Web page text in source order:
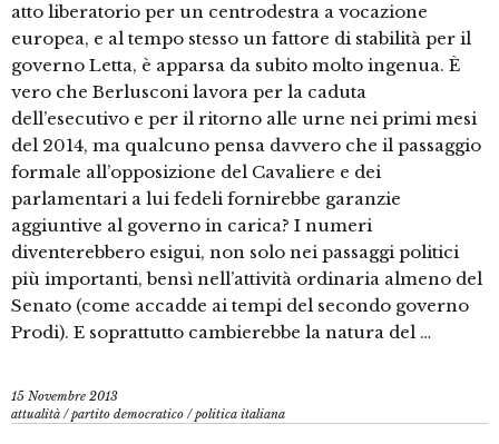
atto liberatorio per un centrodestra a vocazione
europea, e al tempo stesso un fattore di stabilità per il
governo Letta, è apparsa da subito molto ingenua. È
vero che Berlusconi lavora per la caduta
dell’esecutivo e per il ritorno alle urne nei primi mesi
del 2014, ma qualcuno pensa davvero che il passaggio
formale all’opposizione del Cavaliere e dei
parlamentari a lui fedeli fornirebbe garanzie
aggiuntive al governo in carica? I numeri
diventerebbero esigui, non solo nei passaggi politici
più importanti, bensì nell’attività ordinaria almeno del
Senato (come accadde ai tempi del secondo governo
Prodi). E soprattutto cambierebbe la natura del …
15 Novembre 2013
attualità /partito democratico /politica italiana